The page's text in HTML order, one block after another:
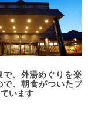
で、外湯めぐりを楽
で、朝食がついたプ
います